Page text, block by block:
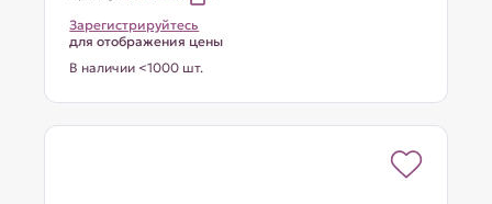
Зарегистрируйтесь
для отображения цены
В наличии <1000 шт.